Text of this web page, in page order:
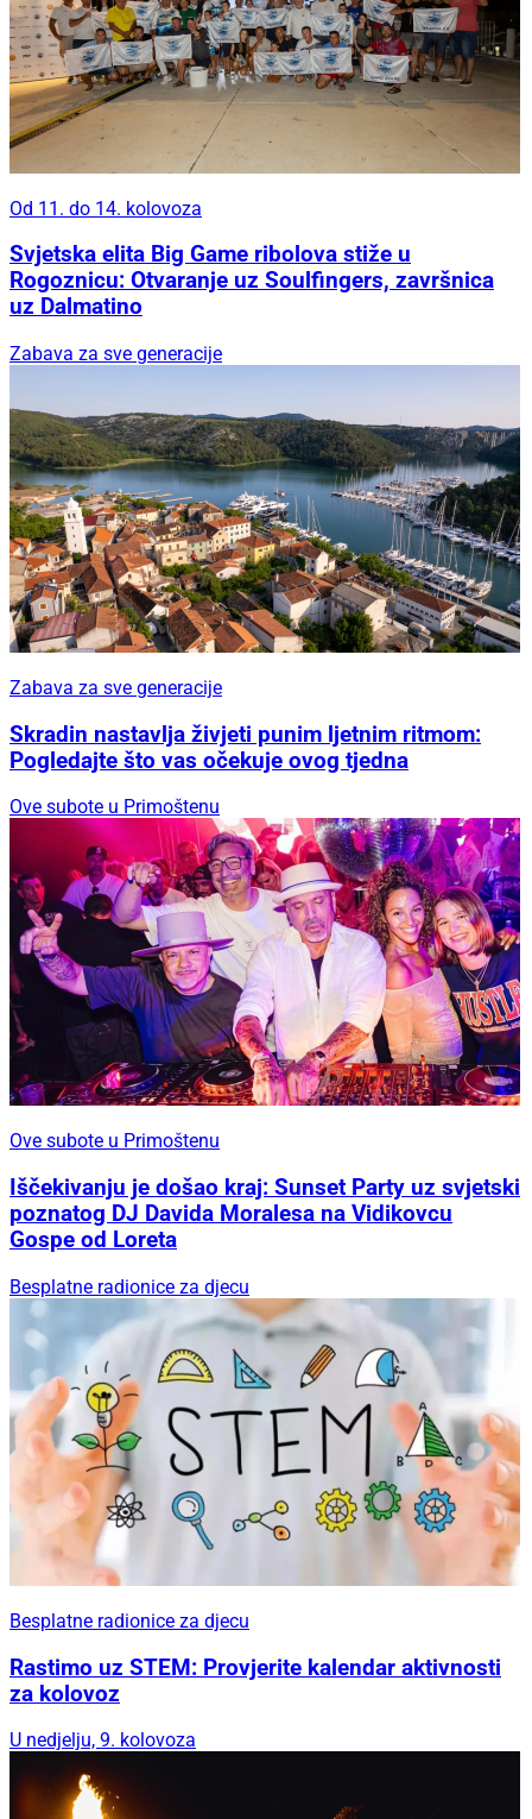
Od 11. do 14. kolovoza
Svjetska elita Big Game ribolova stiže u
Rogoznicu: Otvaranje uz Soulfingers, završnica
uz Dalmatino
Zabava za sve generacije
Zabava za sve generacije
Skradin nastavlja živjeti punim ljetnim ritmom:
Pogledajte što vas očekuje ovog tjedna
Ove subote u Primoštenu
Ove subote u Primoštenu
Iščekivanju je došao kraj: Sunset Party uz svjetski
poznatog DJ Davida Moralesa na Vidikovcu
Gospe od Loreta
Besplatne radionice za djecu
Besplatne radionice za djecu
Rastimo uz STEM: Provjerite kalendar aktivnosti
za kolovoz
U nedjelju, 9. kolovoza